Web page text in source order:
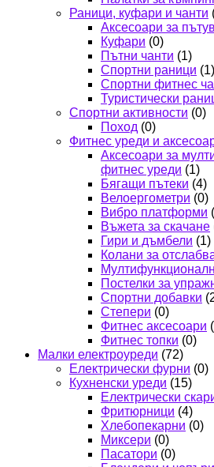
Раници, куфари и чанти
Аксесоари за
Куфари (0)
Пътни чанти (1)
Спортни раници (1)
Спортни фитнес
Туристически
Спортни активности (0)
Поход (0)
Фитнес уреди и
Аксесоари за
фитнес уреди (1)
Бягащи пътеки (4)
Велоергометри (0)
Вибро платформи
Въжета за скачане
Гири и дъмбели (1)
Колани за
Постелки за
Спортни добавки
Степери (0)
Фитнес аксесоари
Фитнес топки (0)
Малки електроуреди (72)
Електрически фурни (0)
Кухненски уреди (15)
Електрически
Фритюрници (4)
Хлебопекарни (0)
Миксери (0)
Пасатори (0)